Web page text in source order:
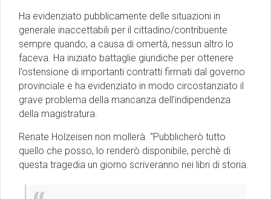
Ha evidenziato pubblicamente delle situazioni in
generale inaccettabili per il cittadino/contribuente
sempre quando, a causa di omertà, nessun altro lo
faceva. Ha iniziato battaglie giuridiche per ottenere
l’ostensione di importanti contratti firmati dal governo
provinciale e ha evidenziato in modo circostanziato il
grave problema della mancanza dell’indipendenza
della magistratura.
Renate Holzeisen non mollerà. "Pubblicherò tutto
quello che posso, lo renderò disponibile, perchè di
questa tragedia un giorno scriveranno nei libri di storia.